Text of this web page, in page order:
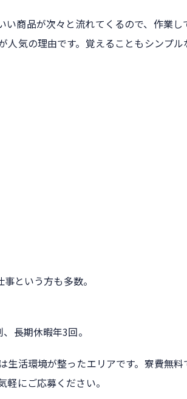
商品が次々と流れてくるので、作業し
気の理由です。覚えることもシンプル
という方も多数。
長期休暇年3回。
生活環境が整ったエリアです。寮費無料
にご応募ください。